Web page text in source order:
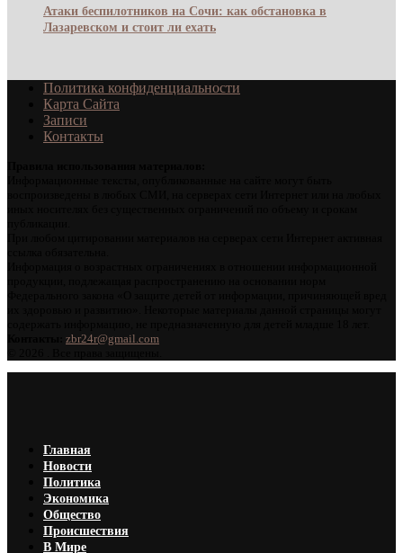
Атаки беспилотников на Сочи: как обстановка в
Лазаревском и стоит ли ехать
Политика конфиденциальности
Карта Сайта
Записи
Контакты
zbr24r@gmail.com
Главная
Новости
Политика
Экономика
Общество
Происшествия
В Мире